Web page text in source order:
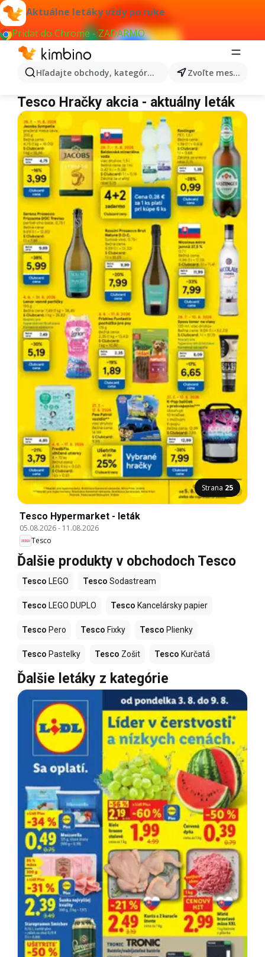
Aktuálne letáky vždy po ruke
Pridať do Chrome - ZADARMO
Hľadajte obchody, kategórie, produkty... Zvoľte mesto
Tesco Hračky
Tesco Hračky akcia - aktuálny leták
Strana 25
Tesco Hypermarket - leták
05.08.2026- 11.08.2026
Tesco
Ďalšie produkty v obchodoch Tesco
Tesco LEGO Tesco Sodastream
Tesco LEGO DUPLO Tesco Kancelársky papier
Tesco Pero Tesco Fixky Tesco Plienky
Tesco Pastelky Tesco Zošit Tesco Kurčatá
Ďalšie letáky z kategórie